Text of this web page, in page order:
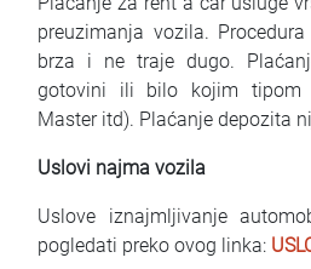
preuzimanja vozila.
brza i ne traje dugo.
gotovini ili bilo kojim tipom
Master itd). Plaćanje depozita
Uslovi najma vozila
Uslove iznajmljivanje
pogledati preko ovog linka: